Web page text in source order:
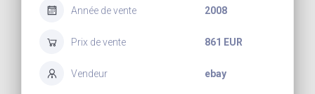
Année de vente 2008
Prix de vente 861 EUR
Vendeur ebay